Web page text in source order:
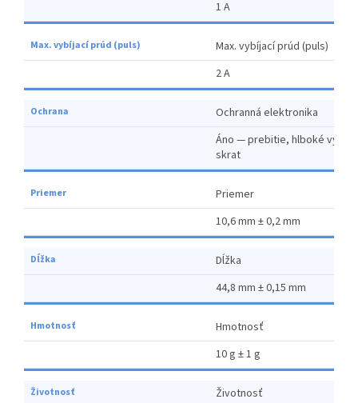
1 A
Max. vybíjací prúd (puls)
2 A
Ochranná elektronika
Áno — prebitie, hlboké
skrat
Priemer
10,6 mm ± 0,2 mm
Dĺžka
44,8 mm ± 0,15 mm
Hmotnosť
10 g ± 1 g
Životnosť